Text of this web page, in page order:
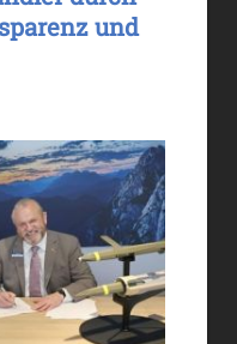
und